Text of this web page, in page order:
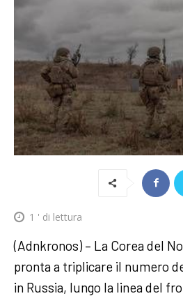
1 ' di lettura
(Adnkronos) – La Corea del
pronta a triplicare il numero
in Russia, lungo la linea del